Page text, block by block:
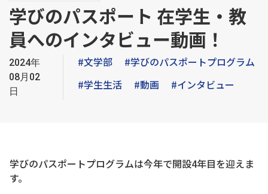
学びのパスポート 在学生・教
員へのインタビュー動画！
2024年
08月02
日
#文学部
#学びのパスポートプログラム
#学生生活
#動画 #インタビュー
学びのパスポートプログラムは今年で開設4年目を迎えま
す。